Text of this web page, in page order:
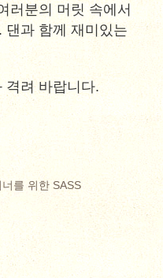
러분의 머릿 속에서
댄과 함께 재미있는
격려 바랍니다.
를 위한 SASS